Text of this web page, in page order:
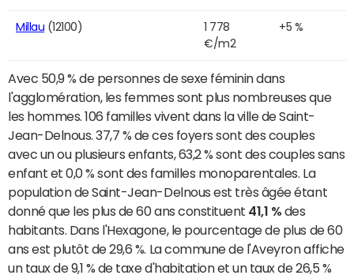
Millau (12100)
1 778
€/m2
+5 %
Avec 50,9 % de personnes de sexe féminin dans
l'agglomération, les femmes sont plus nombreuses que
les hommes. 106 familles vivent dans la ville de Saint-
Jean-Delnous. 37,7 % de ces foyers sont des couples
avec un ou plusieurs enfants, 63,2 % sont des couples sans
enfant et 0,0 % sont des familles monoparentales. La
population de Saint-Jean-Delnous est très âgée étant
donné que les plus de 60 ans constituent 41,1 % des
habitants. Dans l'Hexagone, le pourcentage de plus de 60
ans est plutôt de 29,6 %. La commune de l'Aveyron affiche
un taux de 9,1 % de taxe d'habitation et un taux de 26,5 %